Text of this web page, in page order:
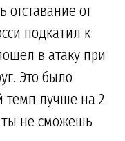
отставание от
подкатил к
в атаку при
Это было
темп лучше на 2
ты не сможешь